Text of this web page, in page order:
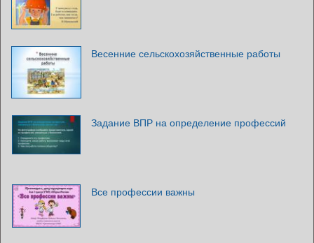
Весенние сельскохозяйственные работы
Задание ВПР на определение профессий
Все профессии важны